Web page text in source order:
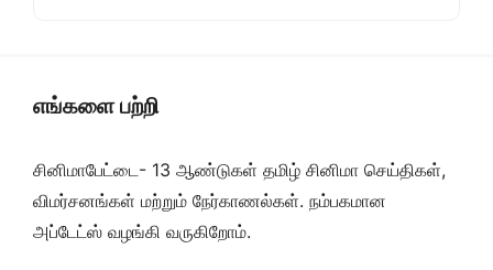
எங்களை பற்றி
சினிமாபேட்டை- 13 ஆண்டுகள் தமிழ் சினிமா செய்திகள்,
விமர்சனங்கள் மற்றும் நேர்காணல்கள். நம்பகமான
அப்டேட்ஸ் வழங்கி வருகிறோம்.